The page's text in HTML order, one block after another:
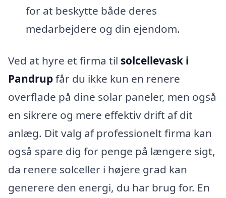
for at beskytte både deres
medarbejdere og din ejendom.
Ved at hyre et firma til solcellevask i
Pandrupfår du ikke kun en renere
overflade på dine solar paneler, men også
en sikrere og mere effektiv drift af dit
anlæg. Dit valg af professionelt firma kan
også spare dig for penge på længere sigt,
da renere solceller i højere grad kan
generere den energi, du har brug for. En